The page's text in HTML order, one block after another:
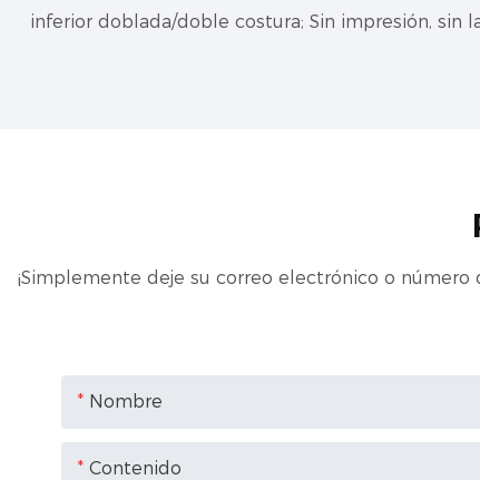
inferior doblada/doble costura; Sin impresión, sin
¡Simplemente deje su correo electrónico o
Nombre
Contenido